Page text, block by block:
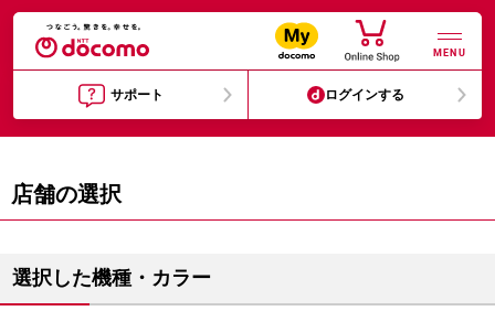
MENU
サポート ログインする
店舗の選択
選択した機種・カラー